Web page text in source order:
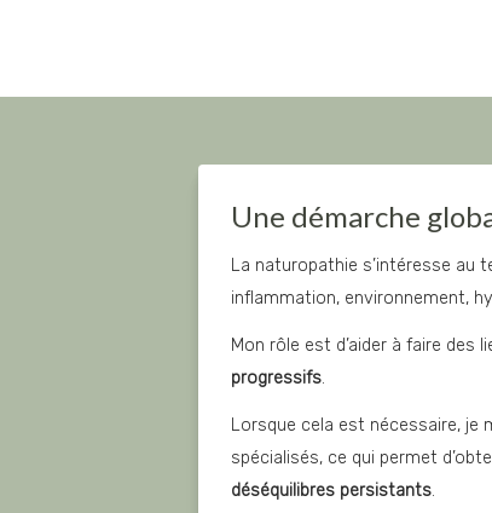
Une démarche
La naturopathie s’intéresse au
inflammation, environnement,
Mon rôle est d’aider à faire des
progressifs.
Lorsque cela est nécessaire, je
spécialisés, ce qui permet
déséquilibres persistants.